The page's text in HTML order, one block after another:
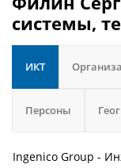
системы,
ИКТ
Персоны
Ingenico Group -